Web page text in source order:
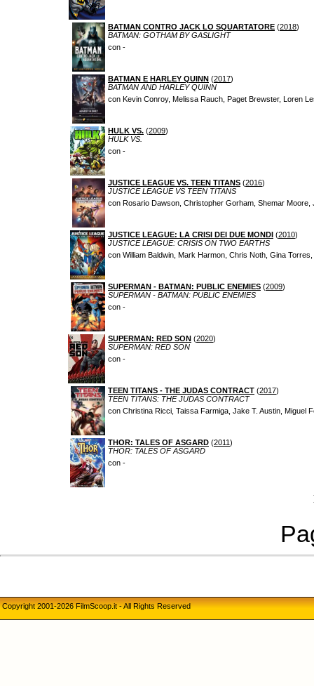
BATMAN CONTRO JACK LO SQUARTATORE (2018)
BATMAN: GOTHAM BY GASLIGHT
con -
BATMAN E HARLEY QUINN (2017)
BATMAN AND HARLEY QUINN
con Kevin Conroy, Melissa Rauch, Paget Brewster, Loren
HULK VS. (2009)
HULK VS.
con -
JUSTICE LEAGUE VS. TEEN TITANS (2016)
JUSTICE LEAGUE VS TEEN TITANS
con Rosario Dawson, Christopher Gorham, Shemar
JUSTICE LEAGUE: LA CRISI DEI DUE MONDI (2010)
JUSTICE LEAGUE: CRISIS ON TWO EARTHS
con William Baldwin, Mark Harmon, Chris Noth, Gina
SUPERMAN - BATMAN: PUBLIC ENEMIES (2009)
SUPERMAN - BATMAN: PUBLIC ENEMIES
con -
SUPERMAN: RED SON (2020)
SUPERMAN: RED SON
con -
TEEN TITANS - THE JUDAS CONTRACT (2017)
TEEN TITANS: THE JUDAS CONTRACT
con Christina Ricci, Taissa Farmiga, Jake T. Austin, Miguel
THOR: TALES OF ASGARD (2011)
THOR: TALES OF ASGARD
con -
Copyright 2001-2026 FilmScoop.it - All Rights Reserved